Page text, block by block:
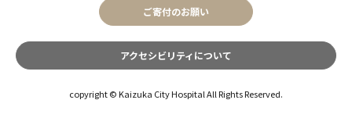
ご寄付のお願い
アクセシビリティについて
copyright © Kaizuka City Hospital All Rights Reserved.